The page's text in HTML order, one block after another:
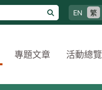
EN 繁
專題文章 活動總覽